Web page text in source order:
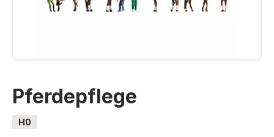
Pferdepflege
H0